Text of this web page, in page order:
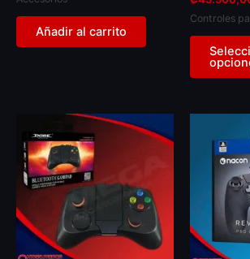
Añadir al carrito
Controles